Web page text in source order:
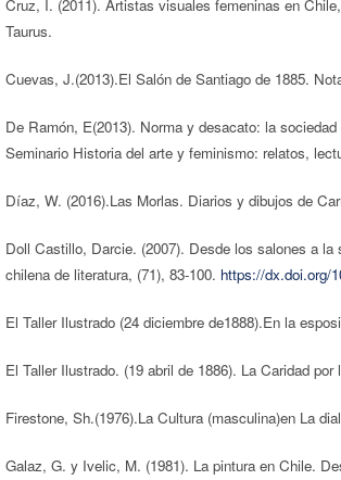
Cruz, I. (2011). Artistas visuales femeninas en
Taurus.
Cuevas, J.(2013).El Salón de Santiago de 1885.
De Ramón, E(2013). Norma y desacato: la
Seminario Historia del arte y feminismo: relatos,
Díaz, W. (2016).Las Morlas. Diarios y dibujos de
Doll Castillo, Darcie. (2007). Desde los salones a
chilena de literatura, (71), 83-100. https://dx.doi.org/
El Taller Ilustrado (24 diciembre de1888).En la
El Taller Ilustrado. (19 abril de 1886). La Caridad
Firestone, Sh.(1976).La Cultura (masculina)en La
Galaz, G. y Ivelic, M. (1981). La pintura en Chile.